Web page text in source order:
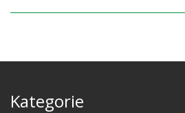
Kategorie